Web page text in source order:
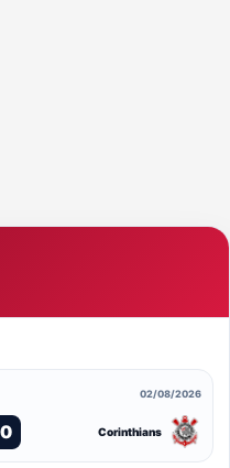
02/08/2026
0 Corinthians